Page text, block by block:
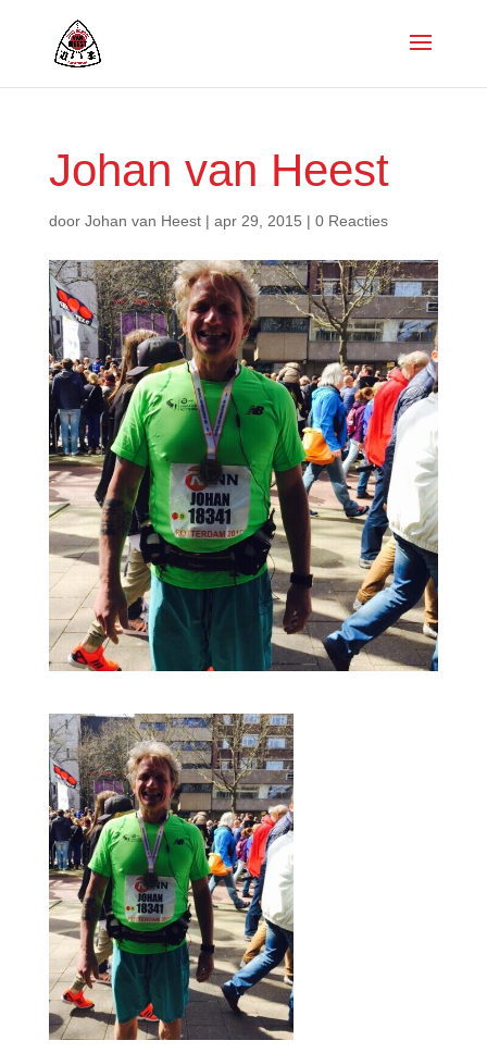
Johan van Heest
door Johan van Heest| apr 29, 2015 | 0 Reacties